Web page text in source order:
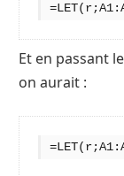
Et en passant
on aurait :